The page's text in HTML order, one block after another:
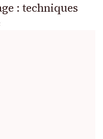
: techniques